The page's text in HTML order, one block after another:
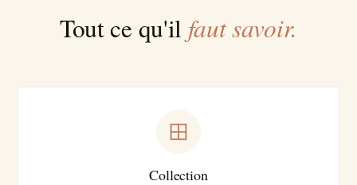
Tout ce qu'il faut savoir.
Collection